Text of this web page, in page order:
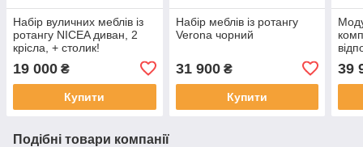
Набір вуличних меблів із
ротангу NICEA диван, 2
крісла, + столик!
19 000 ₴
Купити
Набір меблів із ротангу
Verona чорний
31 900₴
Купити
39
Подібні товари компанії